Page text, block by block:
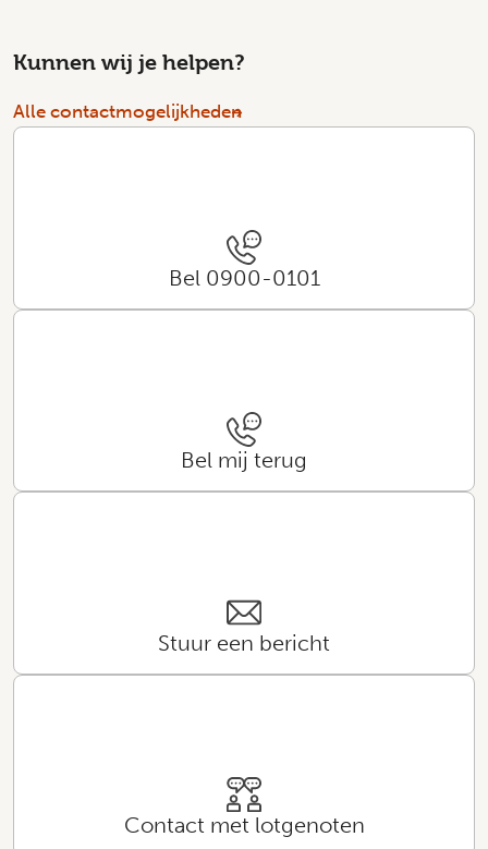
Kunnen wij je helpen?
Alle contactmogelijkheden
Bel 0900-0101
Bel mij terug
Stuur een bericht
Contact met lotgenoten